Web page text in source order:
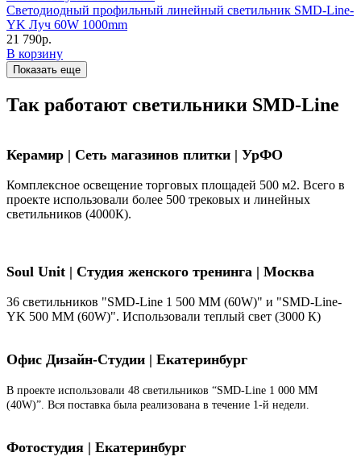
Светодиодный профильный линейный светильник SMD-Line-
YK Луч 60W 1000mm
21 790р.
В корзину
Показать еще
Так работают светильники SMD-Line
Керамир | Сеть магазинов плитки | УрФО
Комплексное освещение торговых площадей 500 м2. Всего в
проекте использовали более 500 трековых и линейных
светильников (4000К).
Soul Unit | Студия женского тренинга | Москва
36 светильников "SMD-Line 1 500 ММ (60W)" и "SMD-Line-
YK 500 ММ (60W)". Использовали теплый свет (3000 К)
Офис Дизайн-Студии | Екатеринбург
В проекте использовали 48 светильников “SMD-Line 1 000 ММ
(40W)”. Вся поставка была реализована в течение 1-й недели.
Фотостудия | Екатеринбург